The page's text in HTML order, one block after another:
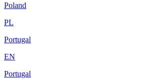
Poland
PL
Portugal
EN
Portugal